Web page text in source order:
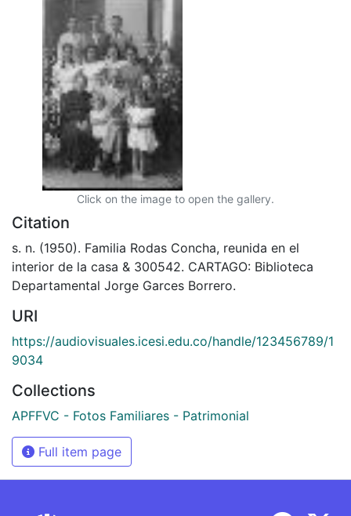
Click on the image to open the gallery.
Citation
s. n. (1950). Familia Rodas Concha, reunida en el
interior de la casa & 300542. CARTAGO: Biblioteca
Departamental Jorge Garces Borrero.
URI
https://audiovisuales.icesi.edu.co/handle/123456789/1
9034
Collections
APFFVC - Fotos Familiares - Patrimonial
Full item page